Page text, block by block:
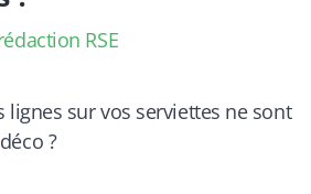
RSE
lignes sur vos serviettes ne sont
?